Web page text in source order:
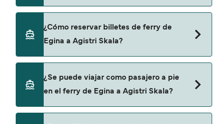
precio no incluye los gastos de reserva.
de Egina a Agistri Skala. Estas son:
Magic Sea Ferries
¿Cómo reservar billetes de ferry de
Egina a Agistri Skala?
a través de nuestro buscador de ferry online.
Además, también puedes consultar nuestra
página de ofertas para descrubrir las últimas
¿Se puede viajar como pasajero a pie
en el ferry de Egina a Agistri Skala?